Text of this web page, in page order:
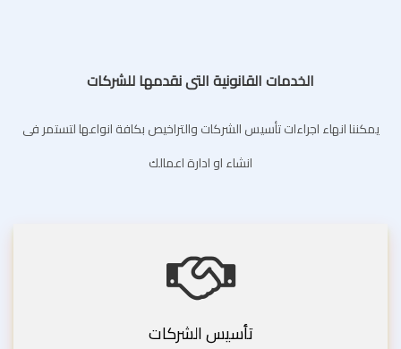
الخدمات القانونية التى نقدمها للشركات
يمكننا انهاء اجراءات تأسيس الشركات والتراخيص بكافة انواعها لتستمر فى
انشاء او ادارة اعمالك
تأسيس الشركات